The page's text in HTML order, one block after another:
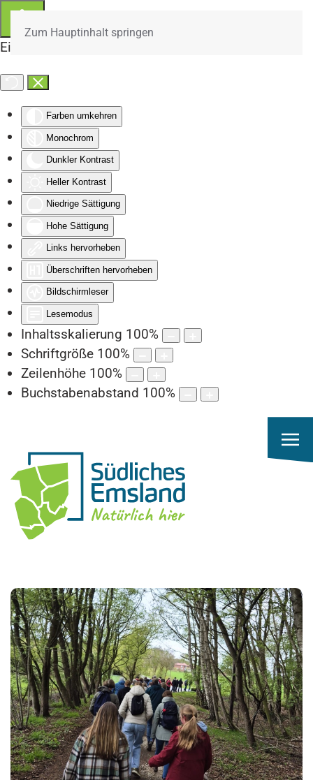
Eingabehilfen öffnen
Farben umkehren
Monochrom
Dunkler Kontrast
Heller Kontrast
Niedrige Sättigung
Hohe Sättigung
Links hervorheben
Überschriften hervorheben
Bildschirmleser
Lesemodus
Inhaltsskalierung 100%
Schriftgröße 100%
Zeilenhöhe 100%
Buchstabenabstand 100%
Zum Hauptinhalt springen